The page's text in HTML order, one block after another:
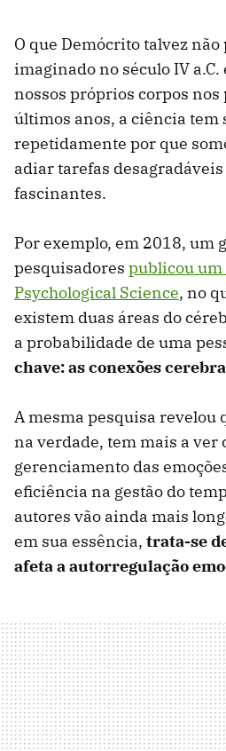
O que Demócrito talvez não
imaginado no século IV a.C.
nossos próprios corpos nos
últimos anos, a ciência tem
repetidamente por que
adiar tarefas
fascinantes.
Por exemplo, em 2018, um
pesquisadores publicou um
Psychological Science, no
existem duas áreas do
a probabilidade de uma
chave: as conexões
A mesma pesquisa revelou
na verdade, tem mais a ver
gerenciamento das
eficiência na gestão do
autores vão ainda mais
em sua essência, trata-se
afeta a autorregulação